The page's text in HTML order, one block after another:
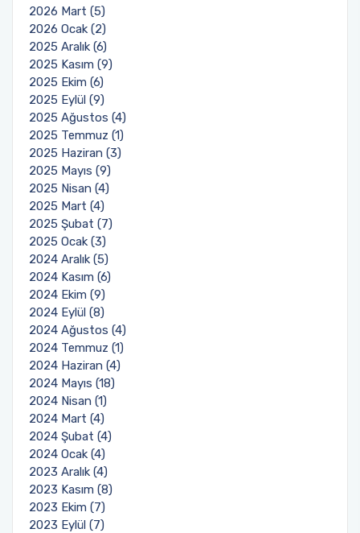
2026 Mart (5)
2026 Ocak (2)
2025 Aralık (6)
2025 Kasım (9)
2025 Ekim (6)
2025 Eylül (9)
2025 Ağustos (4)
2025 Temmuz (1)
2025 Haziran (3)
2025 Mayıs (9)
2025 Nisan (4)
2025 Mart (4)
2025 Şubat (7)
2025 Ocak (3)
2024 Aralık (5)
2024 Kasım (6)
2024 Ekim (9)
2024 Eylül (8)
2024 Ağustos (4)
2024 Temmuz (1)
2024 Haziran (4)
2024 Mayıs (18)
2024 Nisan (1)
2024 Mart (4)
2024 Şubat (4)
2024 Ocak (4)
2023 Aralık (4)
2023 Kasım (8)
2023 Ekim (7)
2023 Eylül (7)
Sıfır Atık Yönetim Sistemi Alt Komisyonu
Sosyal Komite Komisyonu
Sosyal Medya Komisyonu
Stratejik Planlama Komisyonu
Ulusal/ Uluslararası İlişkiler Koordinatörlüğü
Yemin Töreni Komisyonu